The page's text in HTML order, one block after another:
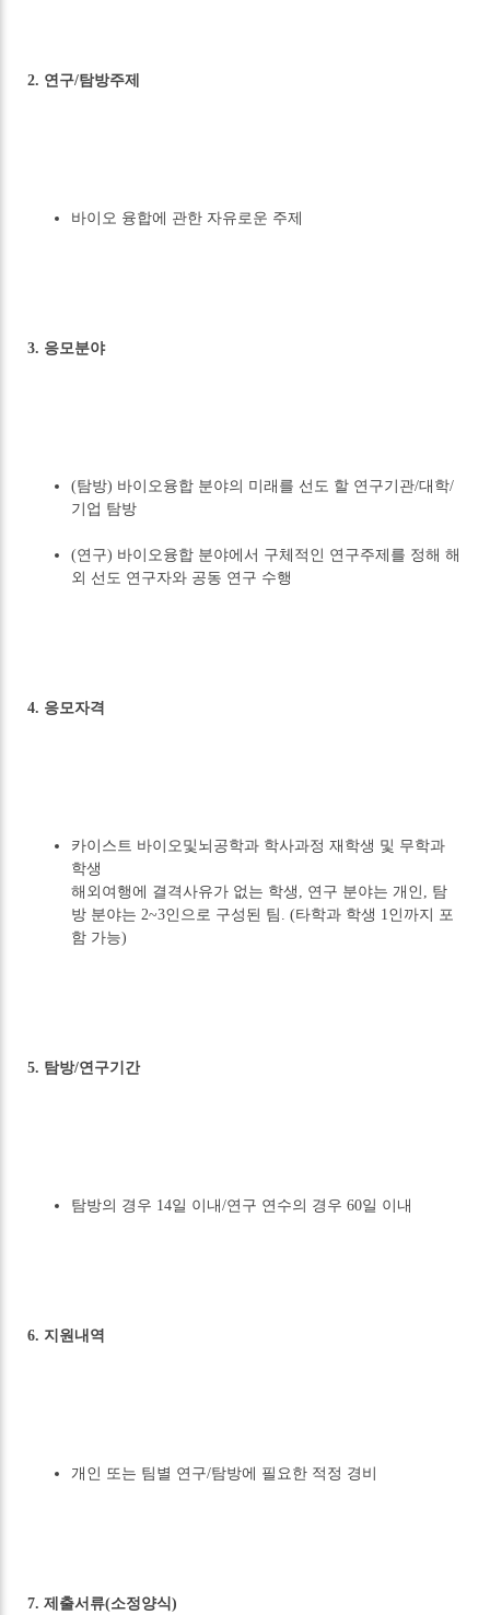
2. 연구/탐방주제
바이오 융합에 관한 자유로운 주제
3. 응모분야
(탐방) 바이오융합 분야의 미래를 선도 할 연구기관/대학/
기업 탐방
(연구) 바이오융합 분야에서 구체적인 연구주제를 정해 해
외 선도 연구자와 공동 연구 수행
4. 응모자격
카이스트 바이오및뇌공학과 학사과정 재학생 및 무학과
학생
해외여행에 결격사유가 없는 학생, 연구 분야는 개인, 탐
방 분야는 2~3인으로 구성된 팀. (타학과 학생 1인까지 포
함 가능)
5. 탐방/연구기간
탐방의 경우 14일 이내/연구 연수의 경우 60일 이내
6. 지원내역
개인 또는 팀별 연구/탐방에 필요한 적정 경비
7. 제출서류(소정양식)